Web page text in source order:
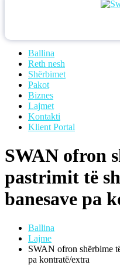
Ballina
Reth nesh
Shërbimet
Pakot
Biznes
Lajmet
Kontakti
Klient Portal
SWAN ofron
pastrimit të
banesave pa
Ballina
Lajme
SWAN ofron shërbime
pa kontratë/extra